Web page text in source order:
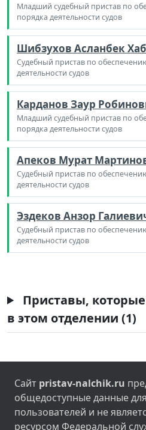
Младший судебный пристав по
порядка деятельности судов
Шибзухов Асланбек
Судебный пристав по
деятельности судов
Карданов Заур
Младший судебный пристав по
порядка деятельности судов
Апеков Мурат
Судебный пристав по
деятельности судов
Эздеков Анзор
Судебный пристав по
деятельности судов
Приставы,
в этом отделении (1)
Сайт pristav-nalchik.ru
общедоступные данные
пользователей и не
ресурсом Федеральной